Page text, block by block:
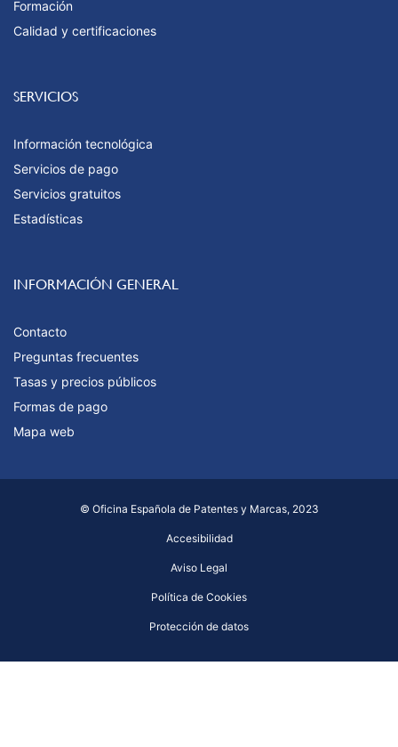
Formación
Calidad y certificaciones
SERVICIOS
Información tecnológica
Servicios de pago
Servicios gratuitos
Estadísticas
INFORMACIÓN GENERAL
Contacto
Preguntas frecuentes
Tasas y precios públicos
Formas de pago
Mapa web
© Oficina Española de Patentes y Marcas, 2023
Accesibilidad
Aviso Legal
Política de Cookies
Protección de datos